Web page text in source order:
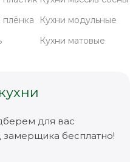
Кухни модульные
Кухни матовые
для вас
бесплатно!